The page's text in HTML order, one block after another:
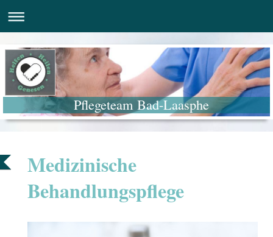
Pflegeteam Bad-Laasphe
Medizinische
Behandlungspflege